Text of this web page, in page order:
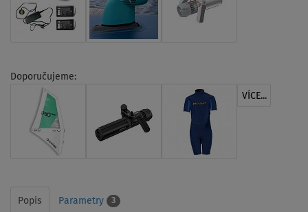
Doporučujeme:
VÍCE...
Popis Parametry 3